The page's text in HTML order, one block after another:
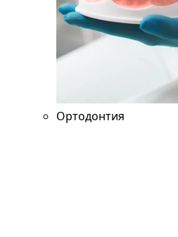
Ортодонтия